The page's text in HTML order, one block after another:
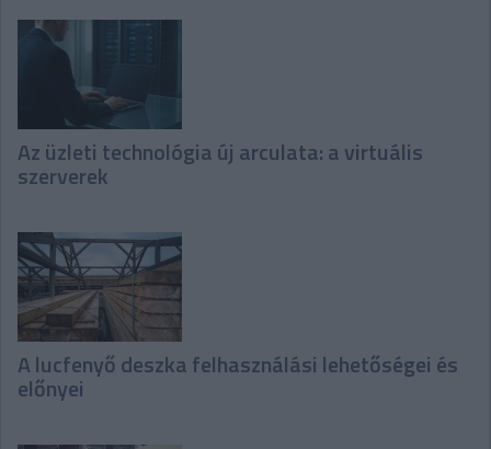
Az üzleti technológia új arculata: a virtuális
szerverek
A lucfenyő deszka felhasználási lehetőségei és
előnyei